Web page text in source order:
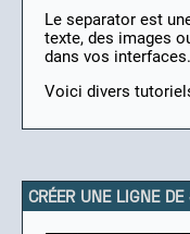
Le separator est
texte, des images
dans vos interfaces.
Voici divers
CRÉER UNE LIGNE DE